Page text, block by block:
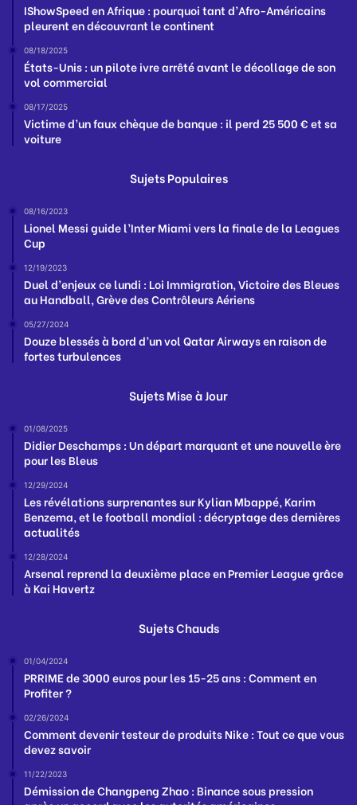
IShowSpeed en Afrique : pourquoi tant d’Afro-Américains
pleurent en découvrant le continent
08/18/2025
États-Unis : un pilote ivre arrêté avant le décollage de son
vol commercial
08/17/2025
Victime d’un faux chèque de banque : il perd 25 500 € et sa
voiture
Sujets Populaires
08/16/2023
Lionel Messi guide l’Inter Miami vers la finale de la Leagues
Cup
12/19/2023
Duel d’enjeux ce lundi : Loi Immigration, Victoire des Bleues
au Handball, Grève des Contrôleurs Aériens
05/27/2024
Douze blessés à bord d’un vol Qatar Airways en raison de
fortes turbulences
Sujets Mise à Jour
01/08/2025
Didier Deschamps : Un départ marquant et une nouvelle ère
pour les Bleus
12/29/2024
Les révélations surprenantes sur Kylian Mbappé, Karim
Benzema, et le football mondial : décryptage des dernières
actualités
12/28/2024
Arsenal reprend la deuxième place en Premier League grâce
à Kai Havertz
Sujets Chauds
01/04/2024
PRRIME de 3000 euros pour les 15-25 ans : Comment en
Profiter ?
02/26/2024
Comment devenir testeur de produits Nike : Tout ce que vous
devez savoir
11/22/2023
Démission de Changpeng Zhao : Binance sous pression